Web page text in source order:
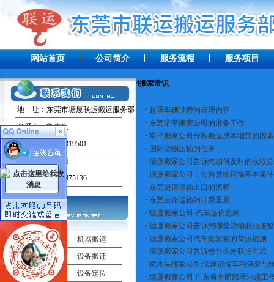
网站首页 公司简介 服务流程 服务项目
.
地 址：东莞市塘厦联运搬运服务部
联系人：熊先生
手 机：13238319501
联系人：田小姐
手 机：13537475136
工厂搬迁
机器搬运
吊车出租
设备搬迁
机器移位
设备定位
4搬家常识
· 超重车辆过桥的管理内容
· 东莞常平搬家公司的准备工作
· 常平搬家公司分析搬运成本增加的因素
· 国际货物运输的任务
· 清溪搬家公司告诉您如何及时的收取
· 塘厦搬家公司：公路货物运输基本条件
· 东莞货运运输出口的流程
· 东莞公路运输的计费重量
· 塘厦搬家公司-汽车运价总则
· 塘厦搬家公司告诉您哪些货物必须按
· 塘厦搬家公司汽车集装箱的货运措施
· 清溪搬家公司告诉您什么是联运方式
· 樟木头搬家公司:低速运输车的保养与
· 塘厦搬家公司:广东省全面部署治超工